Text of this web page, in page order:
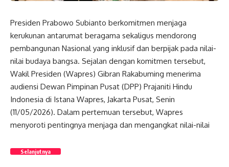
Presiden Prabowo Subianto berkomitmen menjaga
kerukunan antarumat beragama sekaligus mendorong
pembangunan Nasionalyang inklusif dan berpijak pada nilai-
nilai budaya bangsa. Sejalan dengan komitmen tersebut,
Wakil Presiden (Wapres) Gibran Rakabuming menerima
audiensi Dewan Pimpinan Pusat (DPP) Prajaniti Hindu
Indonesia di Istana Wapres, Jakarta Pusat, Senin
(11/05/2026). Dalam pertemuan tersebut, Wapres
menyoroti pentingnya menjaga dan mengangkat nilai-nilai
Selanjutnya